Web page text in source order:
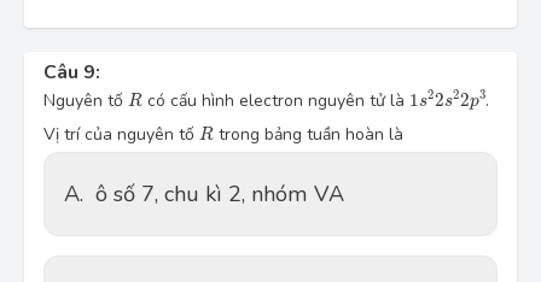
Câu 9:
Nguyên tố R
R có cấu hình electron nguyên tử là 1s22s22p3
1 s22 s2 2p.
Vị trí của nguyên tố R
R trong bảng tuần hoàn là
A. ô số 7, chu kì 2, nhóm VA